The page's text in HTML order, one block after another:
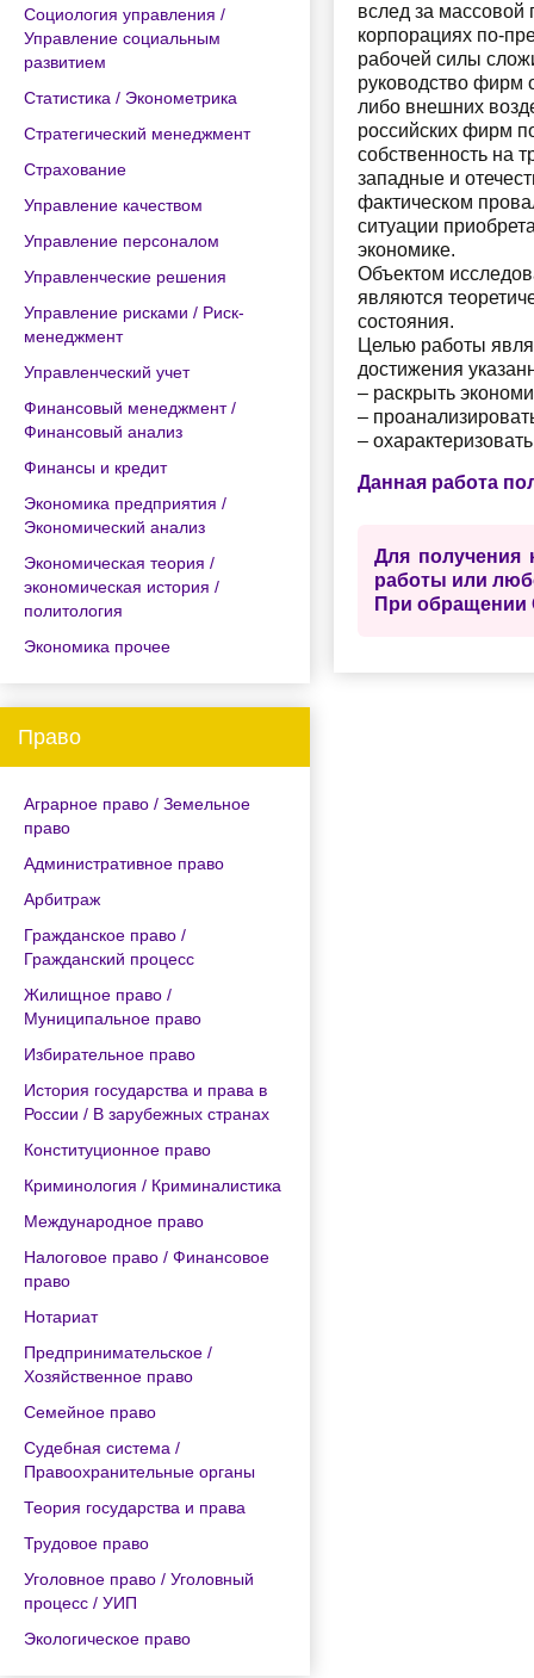
Социология управления /
Управление социальным
развитием
Статистика / Эконометрика
Стратегический менеджмент
Страхование
Управление качеством
Управление персоналом
Управленческие решения
Управление рисками / Риск-
менеджмент
Управленческий учет
Финансовый менеджмент /
Финансовый анализ
Финансы и кредит
Экономика предприятия /
Экономический анализ
Экономическая теория /
экономическая история /
политология
Экономика прочее
Право
Аграрное право / Земельное
право
Административное право
Арбитраж
Гражданское право /
Гражданский процесс
Жилищное право /
Муниципальное право
Избирательное право
История государства и права в
России / В зарубежных странах
Конституционное право
Криминология / Криминалистика
Международное право
Налоговое право / Финансовое
право
Нотариат
Предпринимательское /
Хозяйственное право
Семейное право
Судебная система /
Правоохранительные органы
Теория государства и права
Трудовое право
Уголовное право / Уголовный
процесс / УИП
Экологическое право
вслед за массовой
корпорациях по-
рабочей силы
руководство фирм
либо внешних
российских фирм
собственность на
западные и
фактическом
ситуации
экономике.
Объектом
являются
состояния.
Целью работы
достижения
– раскрыть
–
–
Данная работа
Для получения
работы или
При обращении